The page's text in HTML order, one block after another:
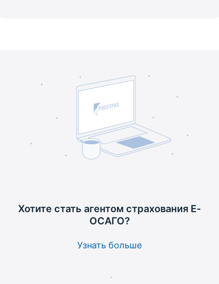
Хотите стать агентом страхования Е-
ОСАГО?
Узнать больше